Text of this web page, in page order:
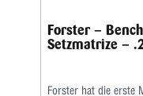
Forster –
Setzmatrize –
Forster hat die erste